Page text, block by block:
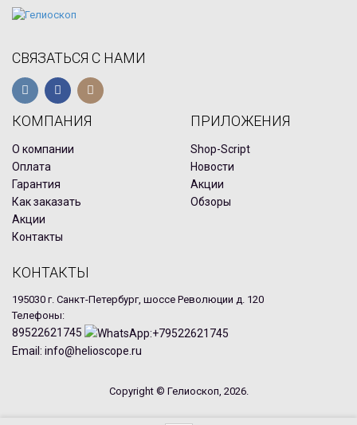
СВЯЗАТЬСЯ С НАМИ
КОМПАНИЯ
О компании
Оплата
Гарантия
Как заказать
Акции
Контакты
ПРИЛОЖЕНИЯ
Shop-Script
Новости
Акции
Обзоры
КОНТАКТЫ
195030 г. Санкт-Петербург, шоссе Революции д. 120
Телефоны:
89522621745
Email: info@helioscope.ru
Copyright © Гелиоскоп, 2026.